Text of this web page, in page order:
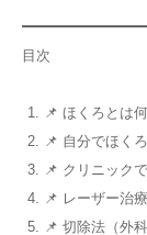
目次
📌 ほくろとは
📌 自分でほく
📌 クリニック
📌 レーザー治
📌 切除法（外